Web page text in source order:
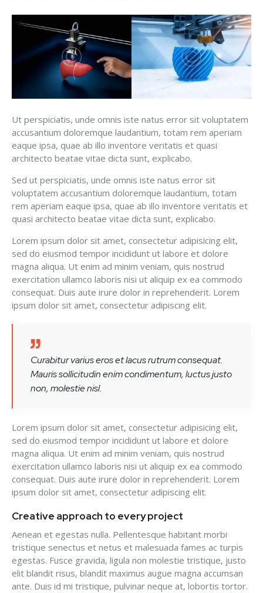
Ut perspiciatis, unde omnis iste natus error sit voluptatem
accusantium doloremque laudantium, totam rem aperiam
eaque ipsa, quae ab illo inventore veritatis et quasi
architecto beatae vitae dicta sunt, explicabo.
Sed ut perspiciatis, unde omnis iste natus error sit
voluptatem accusantium doloremque laudantium, totam
rem aperiam eaque ipsa, quae ab illo inventore veritatis et
quasi architecto beatae vitae dicta sunt, explicabo.
Lorem ipsum dolor sit amet, consectetur adipisicing elit,
sed do eiusmod tempor incididunt ut labore et dolore
magna aliqua. Ut enim ad minim veniam, quis nostrud
exercitation ullamco laboris nisi ut aliquip ex ea commodo
consequat. Duis aute irure dolor in reprehenderit. Lorem
ipsum dolor sit amet, consectetur adipiscing elit.
Curabitur varius eros et lacus rutrum consequat.
Mauris sollicitudin enim condimentum, luctus justo
non, molestie nisl.
Lorem ipsum dolor sit amet, consectetur adipisicing elit,
sed do eiusmod tempor incididunt ut labore et dolore
magna aliqua. Ut enim ad minim veniam, quis nostrud
exercitation ullamco laboris nisi ut aliquip ex ea commodo
consequat. Duis aute irure dolor in reprehenderit. Lorem
ipsum dolor sit amet, consectetur adipiscing elit.
Creative approach to every project
Aenean et egestas nulla. Pellentesque habitant morbi
tristique senectus et netus et malesuada fames ac turpis
egestas. Fusce gravida, ligula non molestie tristique, justo
elit blandit risus, blandit maximus augue magna accumsan
ante. Duis id mi tristique, pulvinar neque at, lobortis tortor.